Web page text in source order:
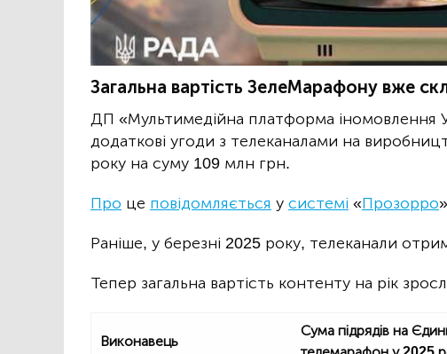
Загальна вартість ЗелеМарафону вже
ДП «Мультимедійна платформа іномовлення
додаткові угоди з телеканалами на
року на суму 109 млн грн.
Про це повідомляється у системі «Прозорро
Раніше, у березні 2025 року, телеканали
Тепер загальна вартість контенту на рік
Виконавець
Сума підрядів на